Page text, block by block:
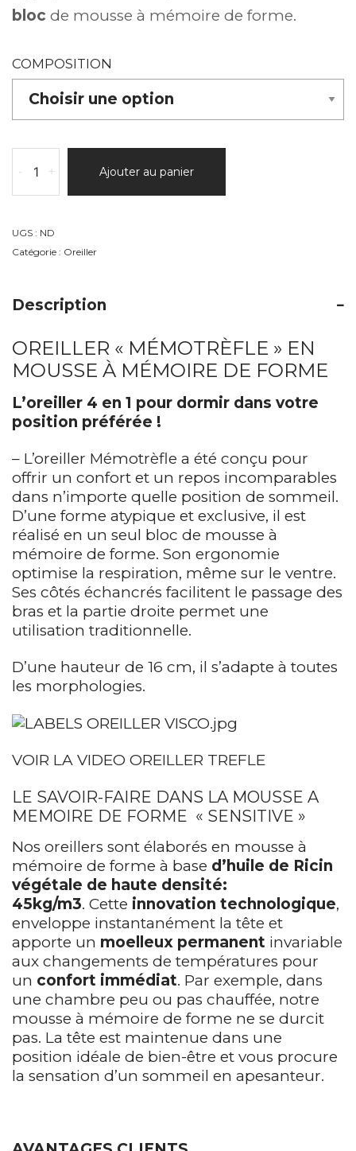
bloc de mousse à mémoire de forme.
COMPOSITION
de
Oreiller
-
Mémoire
+
- Ajouter au panier
UGS : ND
Catégorie : Oreiller
Description
OREILLER « MÉMOTRÈFLE » EN
MOUSSE À MÉMOIRE DE FORME
L’oreiller 4 en 1 pour dormir dans votre
position préférée !
– L’oreiller Mémotrèfle a été conçu pour
offrir un confort et un repos incomparables
dans n’importe quelle position de sommeil.
D’une forme atypique et exclusive, il est
réalisé en un seul bloc de mousse à
mémoire de forme. Son ergonomie
optimise la respiration, même sur le ventre.
Ses côtés échancrés facilitent le passage des
bras et la partie droite permet une
utilisation traditionnelle.
D’une hauteur de 16 cm, il s’adapte à toutes
les morphologies.
VOIR LA VIDEO OREILLER TREFLE
LE SAVOIR-FAIRE DANS LA MOUSSE A
MEMOIRE DE FORME « SENSITIVE »
Nos oreillers sont élaborés en mousse à
mémoire de forme à base d’huile de Ricin
végétale de haute densité:
45kg/m3. Cette innovation technologique,
enveloppe instantanément la tête et
apporte un moelleux permanent invariable
aux changements de températures pour
un confort immédiat. Par exemple, dans
une chambre peu ou pas chauffée, notre
mousse à mémoire de forme ne se durcit
pas. La tête est maintenue dans une
position idéale de bien-être et vous procure
la sensation d’un sommeil en apesanteur.